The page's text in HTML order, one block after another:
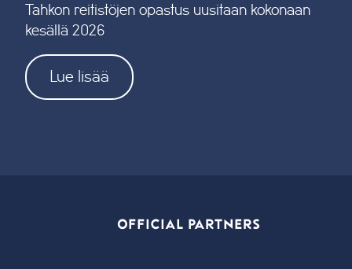
Tahkon reitistöjen opastus uusitaan kokonaan
kesällä 2026
Lue lisää
OFFICIAL PARTNERS